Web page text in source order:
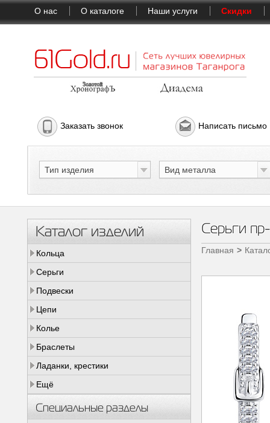
О нас О каталоге Наши услуги Скидки
Заказать звонок Написать письмо
Тип изделия Вид металла
Каталог изделий
Кольца
Серьги
Подвески
Цепи
Колье
Браслеты
Ладанки, крестики
Ещё
Специальные разделы
Серьги
Главная